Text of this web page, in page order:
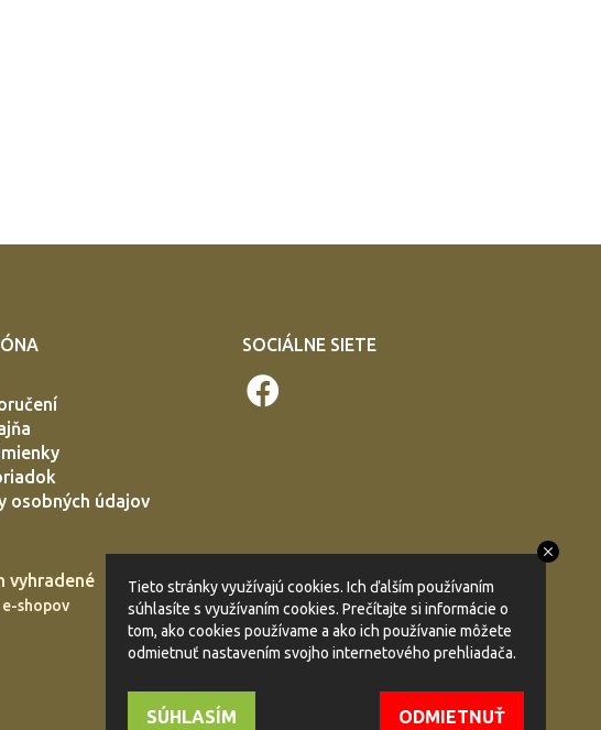
osobných údajov
SOCIÁLNE SIETE
vyhradené
shopov
Tieto stránky využívajú cookies. Ich ďalším používaním
súhlasíte s využívaním cookies. Prečítajte si informácie o
tom, ako cookies používame a ako ich používanie môžete
odmietnuť nastavením svojho internetového prehliadača.
SÚHLASÍM ODMIETNUŤ